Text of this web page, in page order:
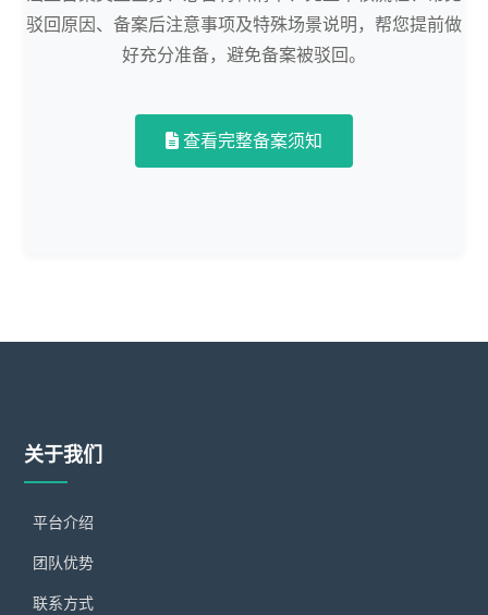
驳回原因、备案后注意事项及特殊场景说明，帮您提前做
好充分准备，避免备案被驳回。
查看完整备案须知
关于我们
平台介绍
团队优势
联系方式